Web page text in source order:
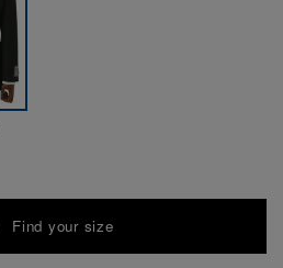
Find your size